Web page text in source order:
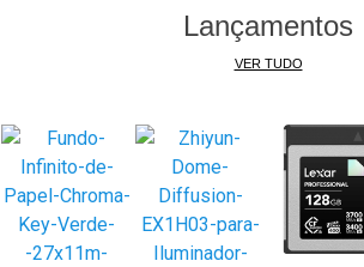
Lançamentos
VER TUDO